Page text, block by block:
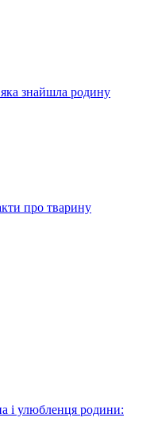
знайшла родину
про тварину
і улюбленця родини: